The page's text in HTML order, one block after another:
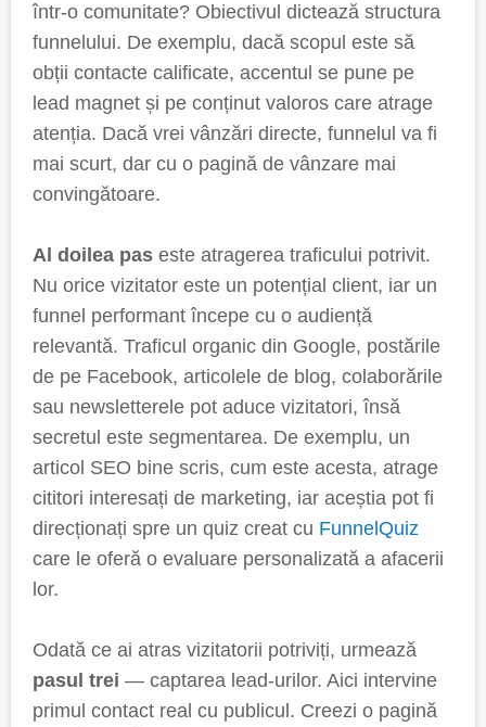
într-o comunitate? Obiectivul dictează structura
funnelului. De exemplu, dacă scopul este să
obții contacte calificate, accentul se pune pe
lead magnet și pe conținut valoros care atrage
atenția. Dacă vrei vânzări directe, funnelul va fi
mai scurt, dar cu o pagină de vânzare mai
convingătoare.
Al doilea pas este atragerea traficului potrivit.
Nu orice vizitator este un potențial client, iar un
funnel performant începe cu o audiență
relevantă. Traficul organic din Google, postările
de pe Facebook, articolele de blog, colaborările
sau newsletterele pot aduce vizitatori, însă
secretul este segmentarea. De exemplu, un
articol SEO bine scris, cum este acesta, atrage
cititori interesați de marketing, iar aceștia pot fi
direcționați spre un quiz creat cu FunnelQuiz
care le oferă o evaluare personalizată a afacerii
lor.
Odată ce ai atras vizitatorii potriviți, urmează
pasul trei — captarea lead-urilor. Aici intervine
primul contact real cu publicul. Creezi o pagină